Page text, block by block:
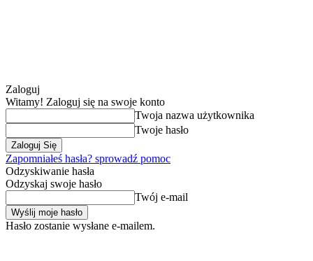
Zaloguj
Witamy! Zaloguj się na swoje konto
Twoja nazwa użytkownika
Twoje hasło
Zapomniałeś hasła? sprowadź pomoc
Odzyskiwanie hasła
Odzyskaj swoje hasło
Twój e-mail
Hasło zostanie wysłane e-mailem.